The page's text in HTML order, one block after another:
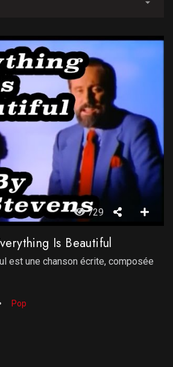
729
Is Beautiful
est une chanson écrite, composée
Pop